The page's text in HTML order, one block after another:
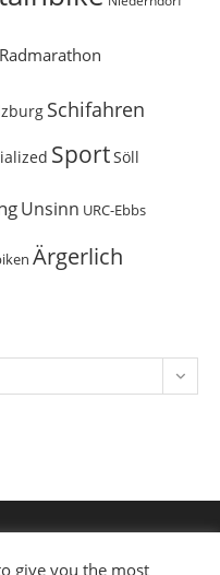
Radmarathon
Schifahren
SportSöll
Unsinn URC-Ebbs
Ärgerlich
give you the most